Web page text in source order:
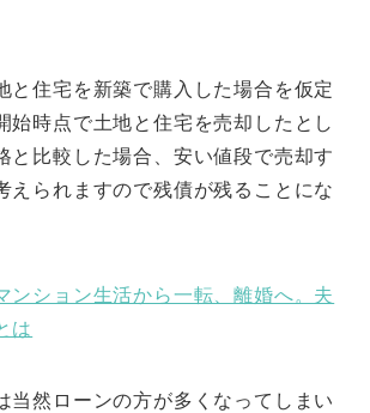
と住宅を新築で購入した場合を仮定
始時点で土地と住宅を売却したとし
と比較した場合、安い値段で売却す
えられますので残債が残ることにな
ンション生活から一転、離婚へ。夫
は
当然ローンの方が多くなってしまい